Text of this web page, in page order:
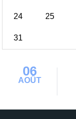
24 25
31
06
AOÛT